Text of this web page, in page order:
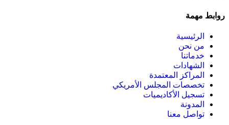
روابط مهمة
الرئيسية
من نحن
خدماتنا
الشهادات
المراكز المعتمدة
تخصصات المجلس الأمريكي
تسجيل الأكاديميات
المدونة
تواصل معنا